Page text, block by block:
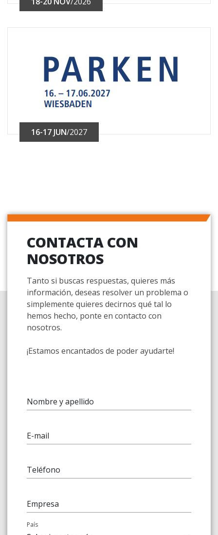
16-17 JUN/2027
CONTACTA CON
NOSOTROS
Tanto si buscas respuestas, quieres más
información, deseas resolver un problema o
simplemente quieres decirnos qué tal lo
hemos hecho, ponte en contacto con
nosotros.
¡Estamos encantados de poder ayudarte!
Nombre y apellido
E-mail
Teléfono
Empresa
País